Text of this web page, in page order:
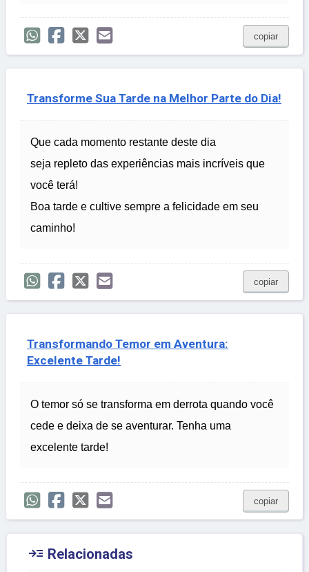
copiar
Transforme Sua Tarde na Melhor Parte do Dia!
Que cada momento restante deste dia
seja repleto das experiências mais incríveis que
você terá!
Boa tarde e cultive sempre a felicidade em seu
caminho!
copiar
Transformando Temor em Aventura:
Excelente Tarde!
O temor só se transforma em derrota quando você
cede e deixa de se aventurar. Tenha uma
excelente tarde!
copiar
 Relacionadas